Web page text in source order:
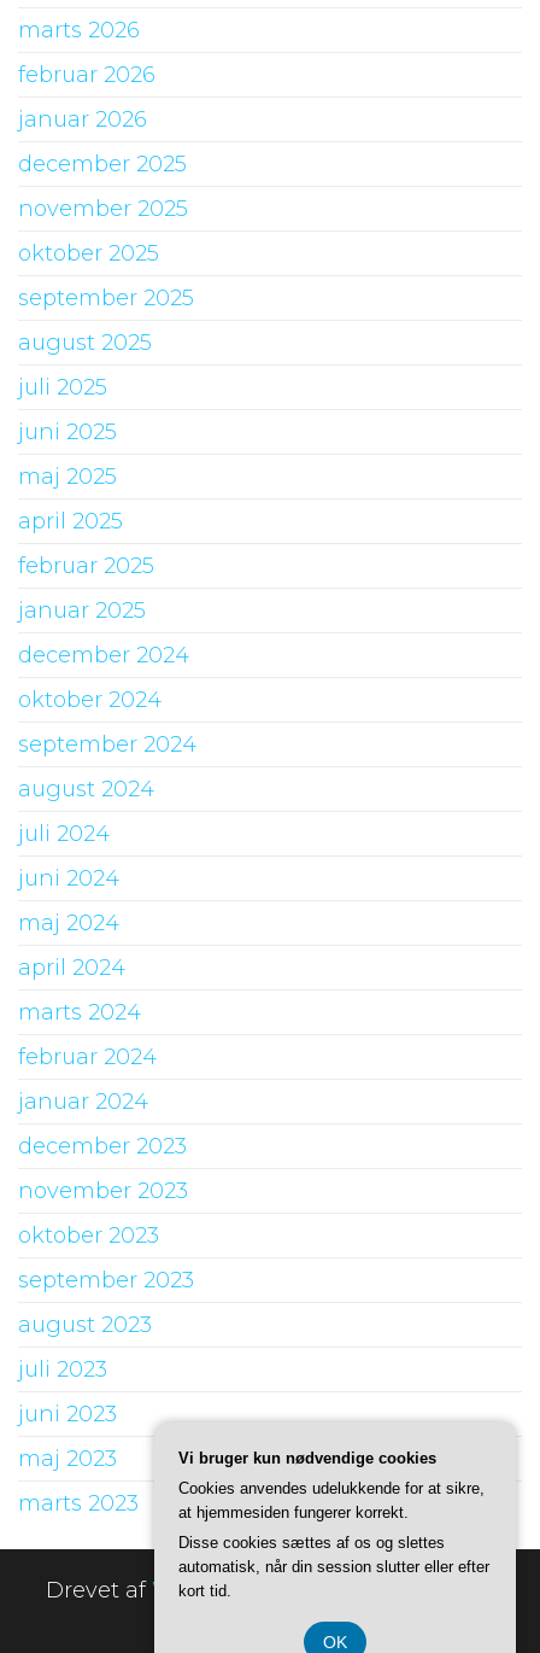
marts 2026
februar 2026
januar 2026
december 2025
november 2025
oktober 2025
september 2025
august 2025
juli 2025
juni 2025
maj 2025
april 2025
februar 2025
januar 2025
december 2024
oktober 2024
september 2024
august 2024
juli 2024
juni 2024
maj 2024
april 2024
marts 2024
februar 2024
januar 2024
december 2023
november 2023
oktober 2023
september 2023
august 2023
juli 2023
juni 2023
maj 2023
marts 2023
Drevet afWordPress
Vi bruger kun nødvendige cookies
Cookies anvendes udelukkende for at sikre,
at hjemmesiden fungerer korrekt.
Disse cookies sættes af os og slettes
automatisk, når din session slutter eller efter
kort tid.
OK